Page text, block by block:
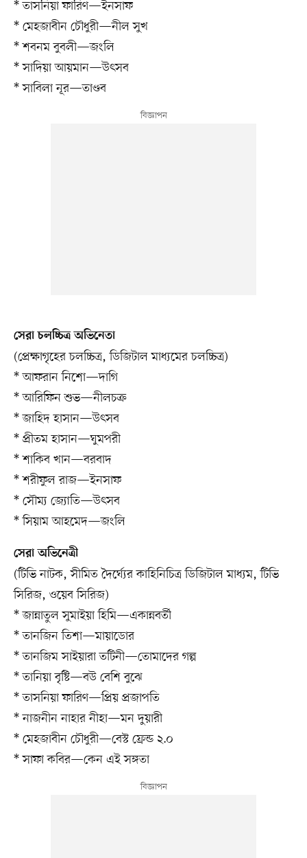
* তাসনিয়া ফারিণ—ইনসাফ
* মেহজাবীন চৌধুরী—নীল সুখ
* শবনম বুবলী—জংলি
* সাদিয়া আয়মান—উৎসব
* সাবিলা নূর—তাণ্ডব
সেরা চলচ্চিত্র অভিনেতা
(প্রেক্ষাগৃহের চলচ্চিত্র, ডিজিটাল মাধ্যমের চলচ্চিত্র)
* আফরান নিশো—দাগি
* আরিফিন শুভ—নীলচক্র
* জাহিদ হাসান—উৎসব
* প্রীতম হাসান—ঘুমপরী
* শাকিব খান—বরবাদ
* শরীফুল রাজ—ইনসাফ
* সৌম্য জ্যোতি—উৎসব
* সিয়াম আহমেদ—জংলি
সেরা অভিনেত্রী
(টিভি নাটক, সীমিত দৈর্ঘ্যের কাহিনিচিত্র ডিজিটাল মাধ্যম, টিভি
সিরিজ, ওয়েব সিরিজ)
* জান্নাতুল সুমাইয়া হিমি—একান্নবর্তী
* তানজিন তিশা—মায়াডোর
* তানজিম সাইয়ারা তটিনী—তোমাদের গল্প
* তানিয়া বৃষ্টি—বউ বেশি বুঝে
* তাসনিয়া ফারিণ—প্রিয় প্রজাপতি
* নাজনীন নাহার নীহা—মন দুয়ারী
* মেহজাবীন চৌধুরী—বেস্ট ফ্রেন্ড ২.০
* সাফা কবির—কেন এই সঙ্গতা